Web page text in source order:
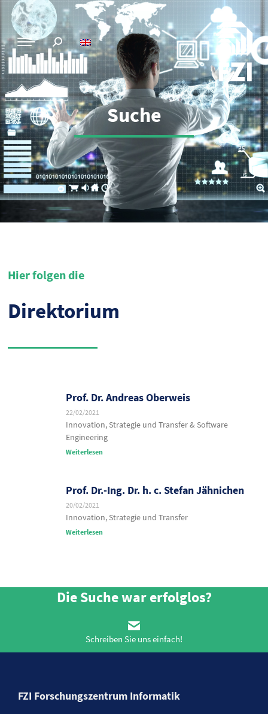
Suche
Hier folgen die
Direktorium
Prof. Dr. Andreas Oberweis
22/02/2021
Innovation, Strategie und Transfer & Software
Engineering
Weiterlesen
Prof. Dr.-Ing. Dr. h. c. Stefan Jähnichen
20/02/2021
Innovation, Strategie und Transfer
Weiterlesen
Die Suche war erfolglos?
Schreiben Sie uns einfach!
FZI Forschungszentrum Informatik